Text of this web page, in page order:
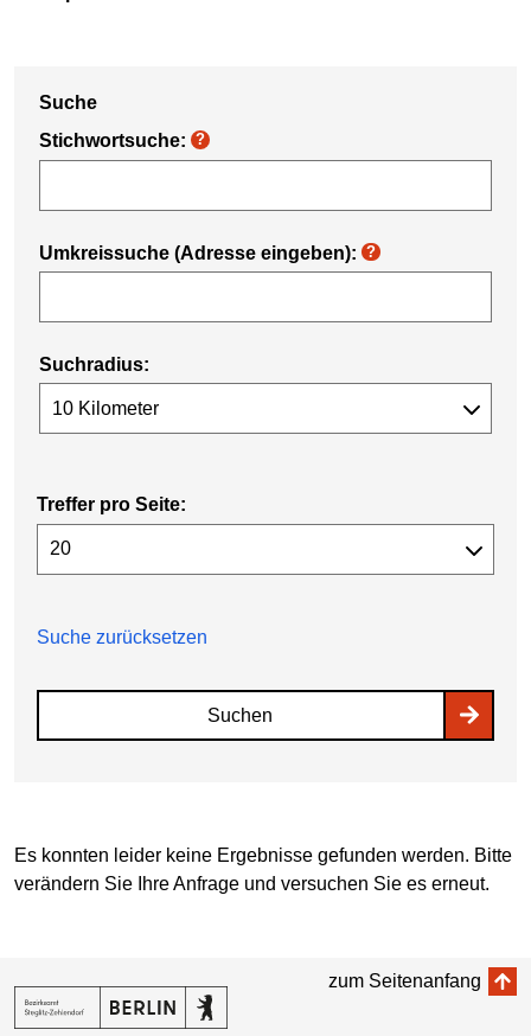
Suche
Stichwortsuche: ?
Umkreissuche (Adresse eingeben): ?
Suchradius:
Treffer pro Seite:
Suche zurücksetzen
Suchen
Es konnten leider keine Ergebnisse gefunden werden. Bitte
verändern Sie Ihre Anfrage und versuchen Sie es erneut.
zum Seitenanfang